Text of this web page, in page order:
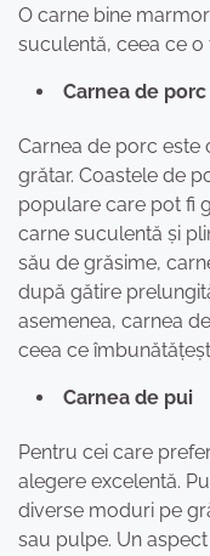
O carne bine
suculentă, ceea ce
Carnea de porc
Carnea de porc este
grătar. Coastele de
populare care pot fi
carne suculentă și
său de grăsime,
după gătire
asemenea, carnea
ceea ce
Carnea de pui
Pentru cei care
alegere excelentă.
diverse moduri pe
sau pulpe. Un